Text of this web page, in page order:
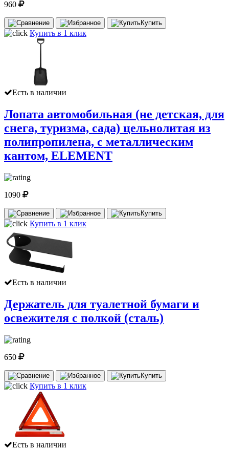
960
Купить
Купить в 1 клик
Есть в наличии
Лопата автомобильная (не детская, для
снега, туризма, сада) цельнолитая из
полипропилена, с металлическим
кантом, ELEMENT
1090
Купить
Купить в 1 клик
Есть в наличии
Держатель для туалетной бумаги и
освежителя с полкой (сталь)
650
Купить
Купить в 1 клик
Есть в наличии